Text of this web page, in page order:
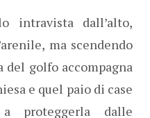
intravista dall’alto,
ma scendendo
del golfo accompagna
e quel paio di case
proteggerla dalle